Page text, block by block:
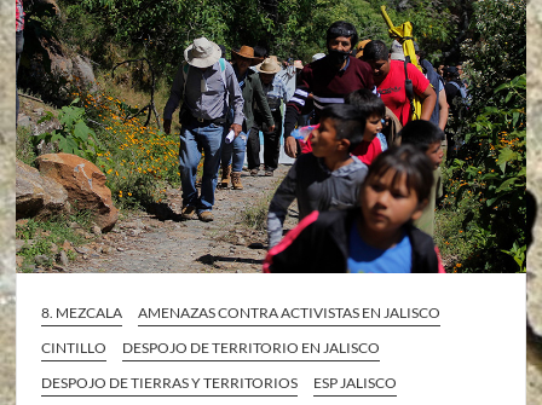
8. MEZCALA
AMENAZAS CONTRA ACTIVISTAS EN JALISCO
CINTILLO
DESPOJO DE TERRITORIO EN JALISCO
DESPOJO DE TIERRAS Y TERRITORIOS
ESP JALISCO